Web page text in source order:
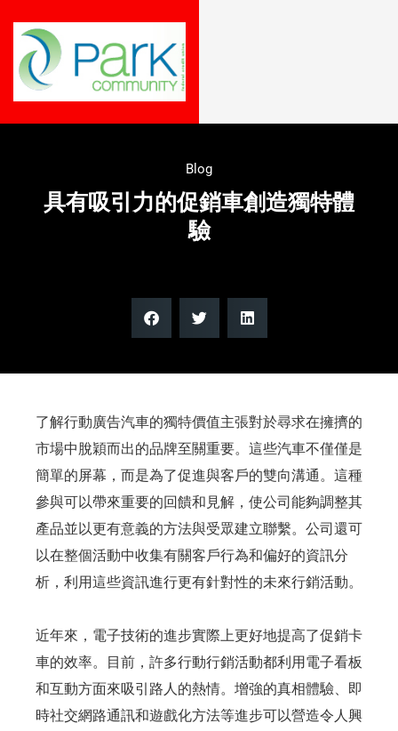
Blog
具有吸引力的促銷車創造獨特體
驗
了解行動廣告汽車的獨特價值主張對於尋求在擁擠的
市場中脫穎而出的品牌至關重要。這些汽車不僅僅是
簡單的屏幕，而是為了促進與客戶的雙向溝通。這種
參與可以帶來重要的回饋和見解，使公司能夠調整其
產品並以更有意義的方法與受眾建立聯繫。公司還可
以在整個活動中收集有關客戶行為和偏好的資訊分
析，利用這些資訊進行更有針對性的未來行銷活動。
近年來，電子技術的進步實際上更好地提高了促銷卡
車的效率。目前，許多行動行銷活動都利用電子看板
和互動方面來吸引路人的熱情。增強的真相體驗、即
時社交網路通訊和遊戲化方法等進步可以營造令人興